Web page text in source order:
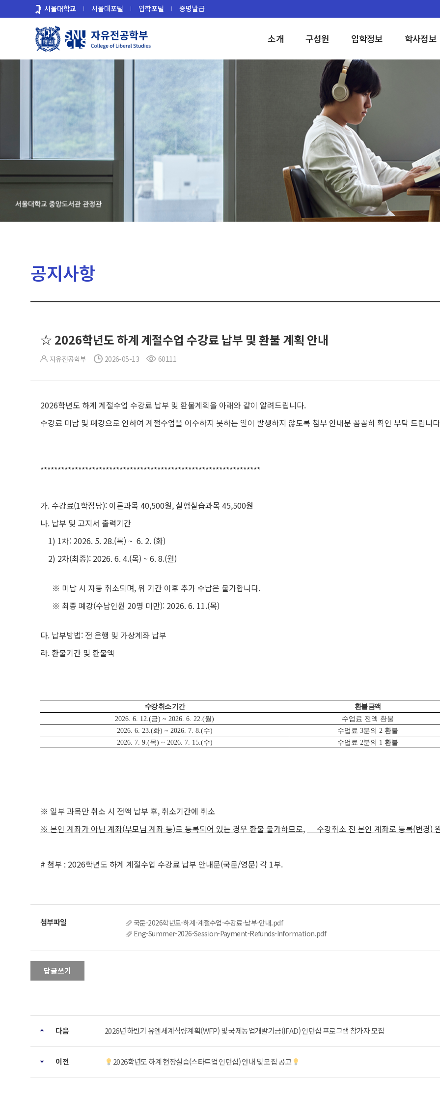
로
서울대학교 서울대포털 입학포털 증명발급
소개 구성원 입학정보 학사정보
공지사항
☆ 2026학년도 하계 계절수업 수강료 납부 및 환불 계획 안내
자유전공학부 2026-05-13 60111
2026학년도 하계 계절수업 수강료 납부 및 환불계획을 아래와 같이 알려드립니다.
수강료 미납 및 폐강으로 인하여 계절수업을 이수하지 못하는 일이 발생하지 않도록 첨부 안내문 꼼꼼히 확인 부탁 드립니
****************************************************************
가. 수강료(1학점당): 이론과목 40,500원, 실험실습과목 45,500원
나. 납부 및 고지서 출력기간
1) 1차: 2026. 5. 28.(목) ~ 6. 2. (화)
2) 2차(최종): 2026. 6. 4.(목) ~ 6. 8.(월)
※ 미납 시 자동 취소되며, 위 기간 이후 추가 수납은 불가합니다.
※ 최종 폐강(수납인원 20명 미만): 2026. 6. 11.(목)
다. 납부방법: 전 은행 및 가상계좌 납부
라. 환불기간 및 환불액
수강 취소 기간
환불 금액
2026. 6. 12.(금) ~ 2026. 6. 22.(월)
수업료 전액 환불
2026. 6. 23.(화) ~ 2026. 7. 8.(수)
수업료 3분의 2 환불
2026. 7. 9.(목) ~ 2026. 7. 15.(수)
수업료 2분의 1 환불
※ 일부 과목만 취소 시 전액 납부 후, 취소기간에 취소
※ 본인 계좌가 아닌 계좌(부모님 계좌 등)로 등록되어 있는 경우 환불 불가하므로,
수강취소 전 본인 계좌로 등록(변경)
# 첨부 : 2026학년도 하계 계절수업 수강료 납부 안내문(국문/영문) 각 1부.
국문-2026학년도-하계-계절수업-수강료-납부-안내.pdf
Eng-Summer-2026-Session-Payment-Refunds-Information.pdf
답글쓰기
다음 2026년 하반기 유엔세계식량계획(WFP) 및 국제농업개발기금(IFAD) 인턴십 프로그램 참가자 모집
이전 2026학년도 하계 현장실습(스타트업 인턴십) 안내 및 모집 공고